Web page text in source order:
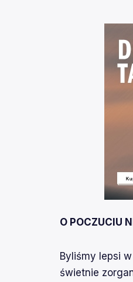
O POCZUCIU
Byliśmy lepsi
świetnie